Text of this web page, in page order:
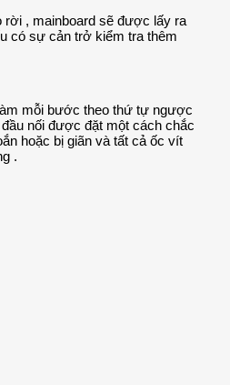
, mainboard sẽ được lấy ra
có sự cản trở kiểm tra thêm
mỗi bước theo thứ tự ngược
nối được đặt một cách chắc
hoặc bị giãn và tất cả ốc vít
.